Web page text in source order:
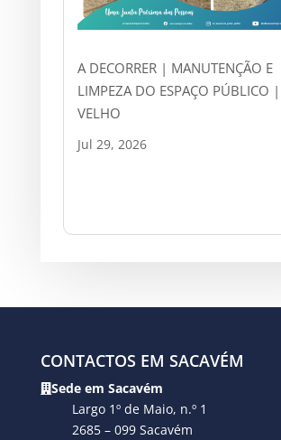
A DECORRER | MANUTENÇÃO E
LIMPEZA DO ESPAÇO PÚBLICO
VELHO
Jul 29, 2026
CONTACTOS EM SACAVÉM
Sede em Sacavém
Largo 1º de Maio, n.º 1
2685 – 099 Sacavém